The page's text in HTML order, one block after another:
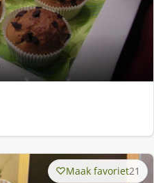
Maak favoriet21